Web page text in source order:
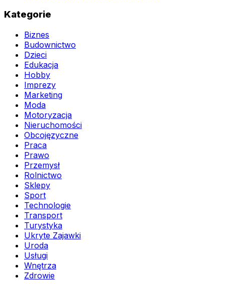
Kategorie
Biznes
Budownictwo
Dzieci
Edukacja
Hobby
Imprezy
Marketing
Moda
Motoryzacja
Nieruchomości
Obcojęzyczne
Praca
Prawo
Przemysł
Rolnictwo
Sklepy
Sport
Technologie
Transport
Turystyka
Ukryte Zajawki
Uroda
Usługi
Wnętrza
Zdrowie